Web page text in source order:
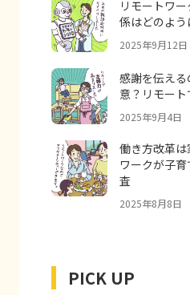
リモートワ
係はどのよう
2025年9月12日
感謝を伝え
意？リモー
2025年9月4日
働き方改革は
ワークが子
査
2025年8月8日
PICK UP